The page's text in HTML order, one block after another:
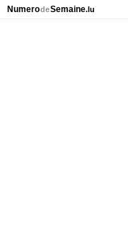
NumerodeSemaine.lu